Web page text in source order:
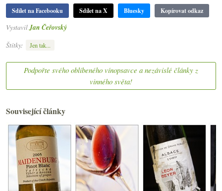
Sdílet na Facebooku Sdílet na X Bluesky Kopírovat odkaz
Vystavil Jan Čeřovský
Štítky:
Jen tak...
Podpořte svého oblíbeného vínopsavce a nezávislé články z
vinného světa!
Související články